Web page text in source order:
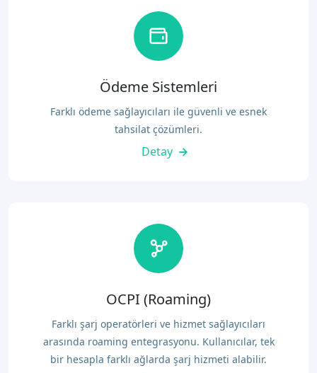
Ödeme Sistemleri
Farklı ödeme sağlayıcıları ile güvenli ve esnek
tahsilat çözümleri.
Detay
OCPI (Roaming)
Farklı şarj operatörleri ve hizmet sağlayıcıları
arasında roaming entegrasyonu. Kullanıcılar, tek
bir hesapla farklı ağlarda şarj hizmeti alabilir.